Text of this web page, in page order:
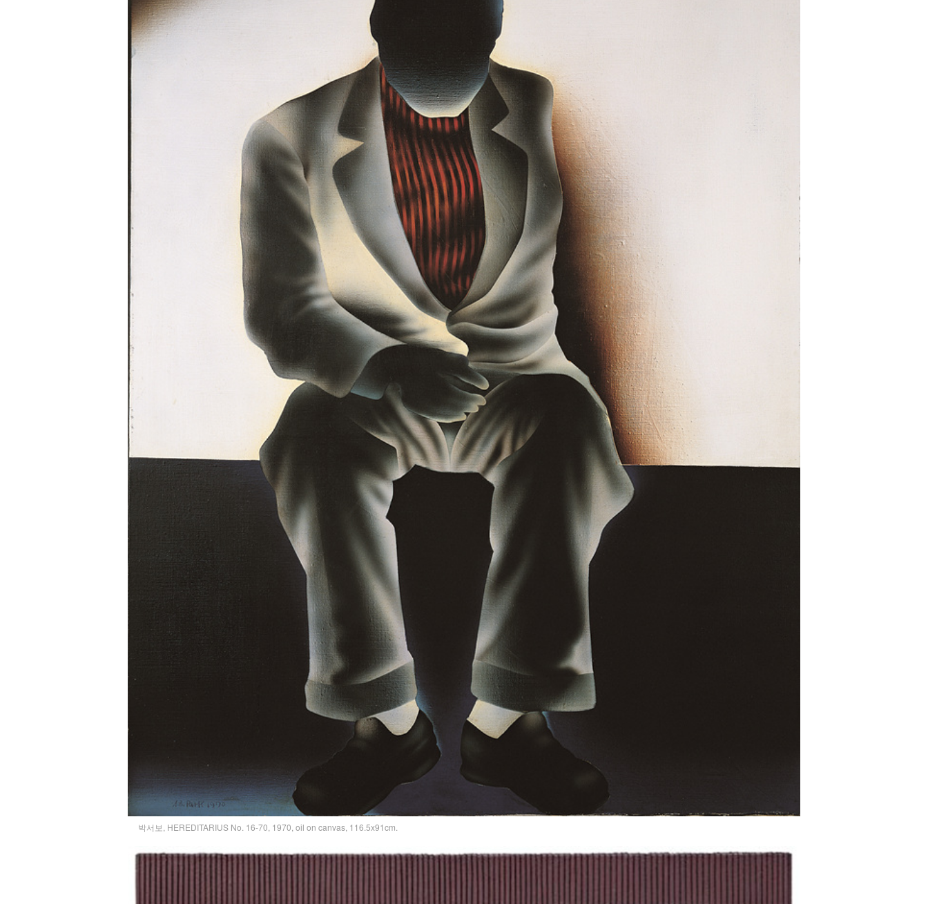
박서보, HEREDITARIUS No. 16-70, 1970, oil on canvas, 116.5x91cm.